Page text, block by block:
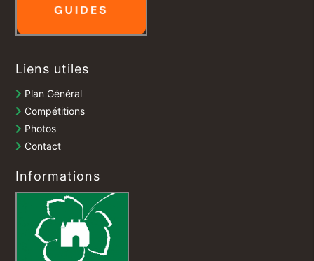
Liens utiles
Plan Général
Compétitions
Photos
Contact
Informations